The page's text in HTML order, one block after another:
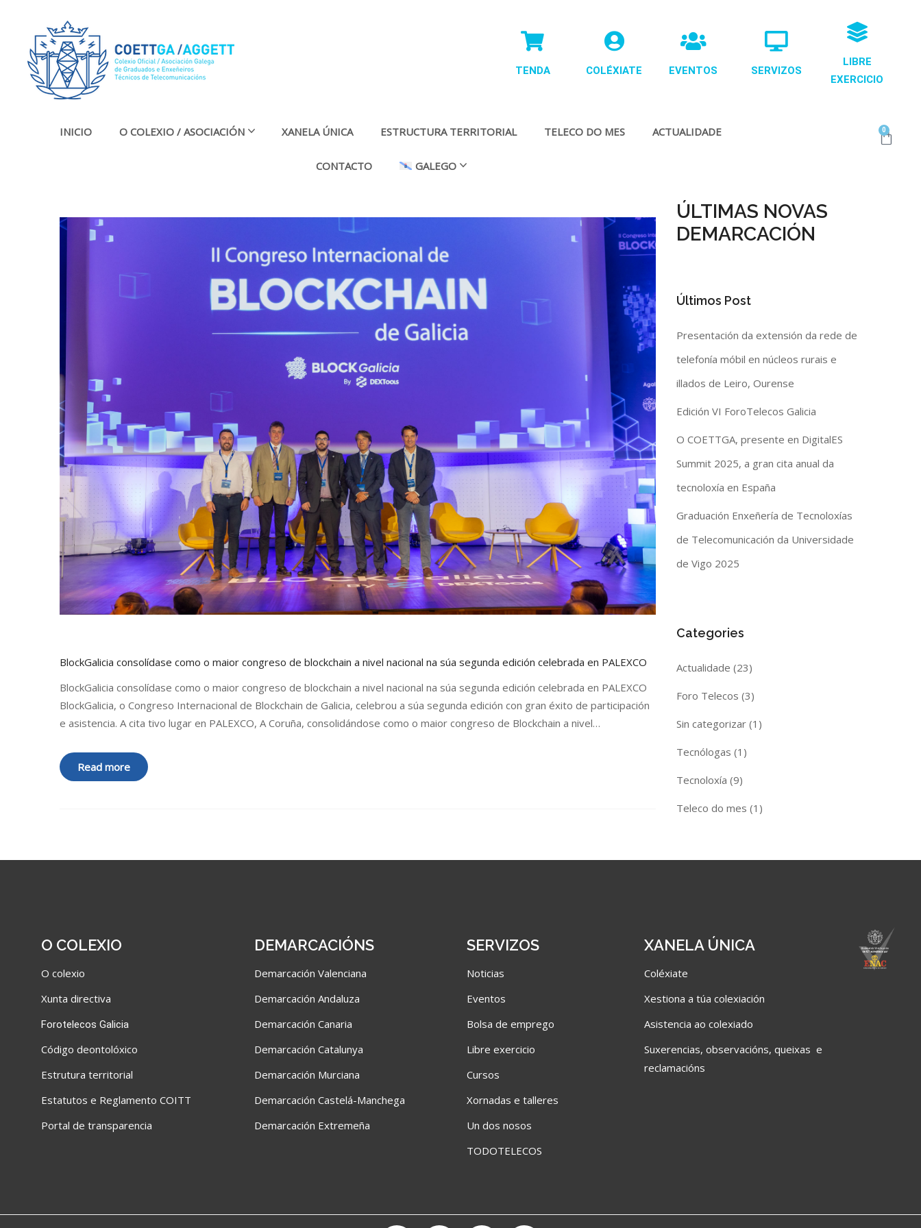
TENDA COLÉXIATE EVENTOS SERVIZOS
LIBRE
EXERCICIO
INICIO O COLEXIO / ASOCIACIÓN XANELA ÚNICA ESTRUCTURA TERRITORIAL TELECO DO MES ACTUALIDADE
CONTACTO GALEGO
0
BlockGalicia consolídase como o maior congreso de blockchain a nivel nacional na súa segunda edición celebrada en PALEXCO
BlockGalicia consolídase como o maior congreso de blockchain a nivel nacional na súa segunda edición celebrada en PALEXCO
BlockGalicia, o Congreso Internacional de Blockchain de Galicia, celebrou a súa segunda edición con gran éxito de participación
e asistencia. A cita tivo lugar en PALEXCO, A Coruña, consolidándose como o maior congreso de Blockchain a nivel…
Read more
ÚLTIMAS NOVAS
DEMARCACIÓN
Últimos Post
Presentación da extensión da rede de
telefonía móbil en núcleos rurais e
illados de Leiro, Ourense
Edición VI ForoTelecos Galicia
O COETTGA, presente en DigitalES
Summit 2025, a gran cita anual da
tecnoloxía en España
Graduación Enxeñería de Tecnoloxías
de Telecomunicación da Universidade
de Vigo 2025
Categories
Actualidade (23)
Foro Telecos (3)
Sin categorizar (1)
Tecnólogas (1)
Tecnoloxía (9)
Teleco do mes (1)
O COLEXIO
O colexio
Xunta directiva
Forotelecos Galicia
Código deontolóxico
Estrutura territorial
Estatutos e Reglamento COITT
Portal de transparencia
DEMARCACIÓNS
Demarcación Valenciana
Demarcación Andaluza
Demarcación Canaria
Demarcación Catalunya
Demarcación Murciana
Demarcación Castelá-Manchega
Demarcación Extremeña
SERVIZOS
Noticias
Eventos
Bolsa de emprego
Libre exercicio
Cursos
Xornadas e talleres
Un dos nosos
TODOTELECOS
XANELA ÚNICA
Coléxiate
Xestiona a túa colexiación
Asistencia ao colexiado
Suxerencias, observacións, queixas e
reclamacións